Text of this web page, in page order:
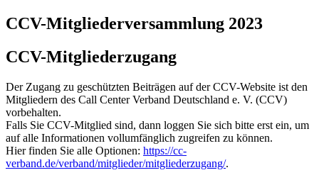
CCV-Mitgliederversammlung 2023
CCV-Mitgliederzugang
Der Zugang zu geschützten Beiträgen auf der CCV-Website ist den
Mitgliedern des Call Center Verband Deutschland e. V. (CCV)
vorbehalten.
Falls Sie CCV-Mitglied sind, dann loggen Sie sich bitte erst ein, um
auf alle Informationen vollumfänglich zugreifen zu können.
Hier finden Sie alle Optionen: https://cc-
verband.de/verband/mitglieder/mitgliederzugang/.